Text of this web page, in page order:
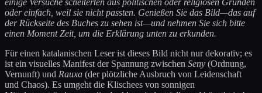
einige Versuche scheiterten aus politischen oder religiösen Gründen
oder einfach, weil sie nicht passten. Genießen Sie das Bild—das auf
der Rückseite des Buches zu sehen ist—und nehmen Sie sich bitte
einen Moment Zeit, um die Erklärung unten zu erkunden.
Für einen katalanischen Leser ist dieses Bild nicht nur dekorativ; es
ist ein visuelles Manifest der Spannung zwischen Seny (Ordnung,
Vernunft) und Rauxa (der plötzliche Ausbruch von Leidenschaft
und Chaos). Es umgeht die Klischees von sonnigen